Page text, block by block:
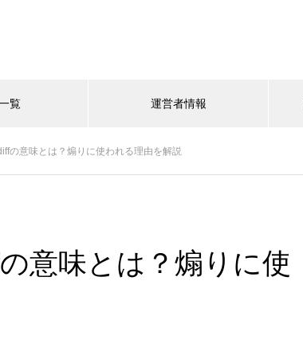
覧 運営者情報
の意味とは？煽りに使われる理由を解説
意味とは？煽りに使